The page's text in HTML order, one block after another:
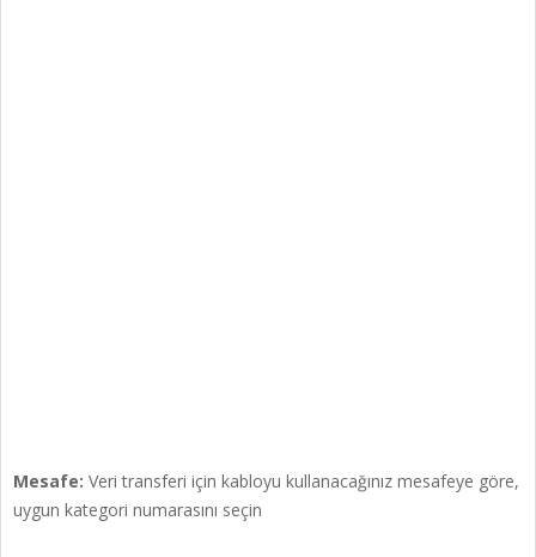
Mesafe: Veri transferi için kabloyu kullanacağınız mesafeye göre,
uygun kategori numarasını seçin